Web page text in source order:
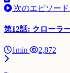
次のエピソード
第12話: クローラ
1min 2,872